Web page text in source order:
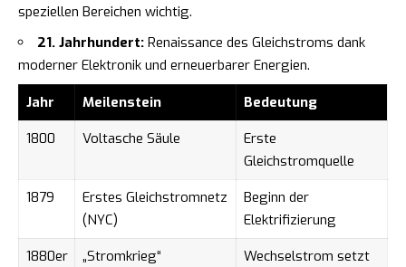
speziellen Bereichen wichtig.
21. Jahrhundert: Renaissance des Gleichstroms dank
moderner Elektronik und erneuerbarer Energien.
Jahr Meilenstein
Bedeutung
1800
Voltasche Säule
Erste
Gleichstromquelle
1879
Erstes Gleichstromnetz
(NYC)
Beginn der
Elektrifizierung
1880er
„Stromkrieg“
Wechselstrom setzt